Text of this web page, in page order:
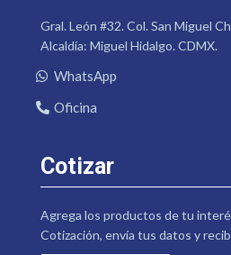
Gral. León #32. Col. San Miguel
Alcaldía: Miguel Hidalgo. CDMX.
WhatsApp
Oficina
Cotizar
Agrega los productos de tu
Cotización, envía tus datos y